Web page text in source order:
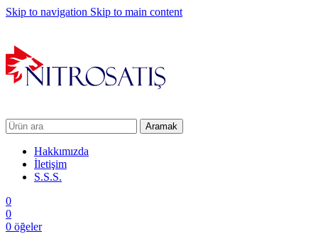
Skip to navigation Skip to main content
Aramak
Hakkımızda
İletişim
S.S.S.
0
0
0 öğeler